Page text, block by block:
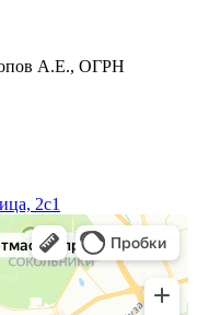
А.Е., ОГРН
2с1